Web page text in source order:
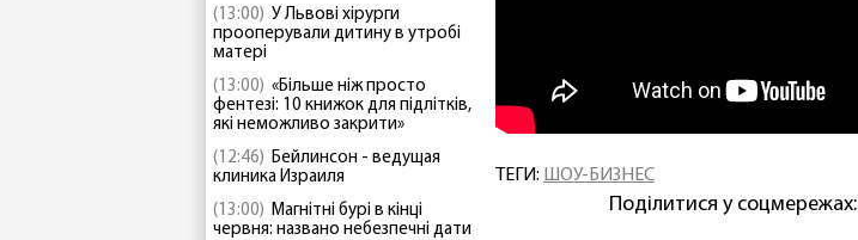
(13:00) У Львові хірурги
прооперували дитину в утробі
матері
(13:00) «Більше ніж просто
фентезі: 10 книжок для підлітків,
які неможливо закрити»
(12:46) Бейлинсон - ведущая
клиника Израиля
(13:00) Магнітні бурі в кінці
червня: названо небезпечні дати
ТЕГИ: ШОУ-БИЗНЕС
Поділитися у соцмережах: